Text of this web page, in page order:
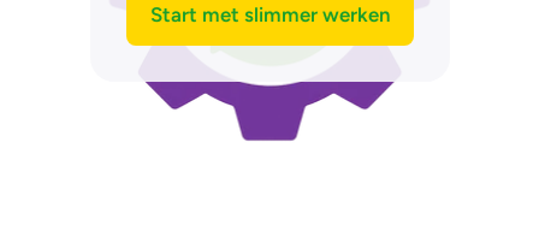
Start met slimmer werken